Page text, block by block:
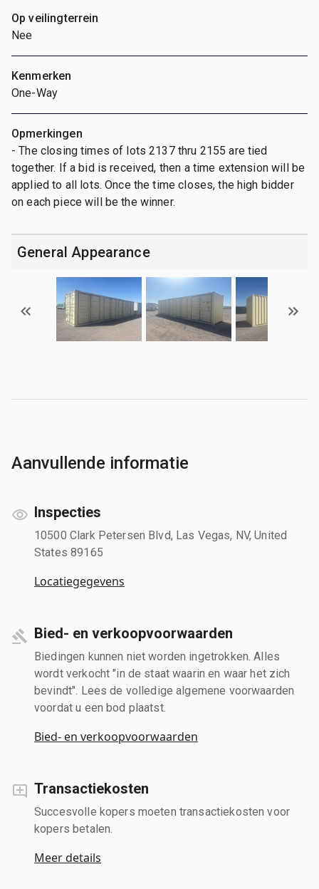
Op veilingterrein
Nee
Kenmerken
One-Way
Opmerkingen
- The closing times of lots 2137 thru 2155 are tied
together. If a bid is received, then a time extension will be
applied to all lots. Once the time closes, the high bidder
on each piece will be the winner.
General Appearance
Aanvullende informatie
Inspecties
10500 Clark Petersen Blvd, Las Vegas, NV, United
States 89165
Locatiegegevens
Bied- en verkoopvoorwaarden
Biedingen kunnen niet worden ingetrokken. Alles
wordt verkocht "in de staat waarin en waar het zich
bevindt". Lees de volledige algemene voorwaarden
voordat u een bod plaatst.
Bied- en verkoopvoorwaarden
Transactiekosten
Succesvolle kopers moeten transactiekosten voor
kopers betalen.
Meer details